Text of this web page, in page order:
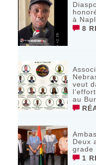
à
8
veut
au
Deux
grade
1